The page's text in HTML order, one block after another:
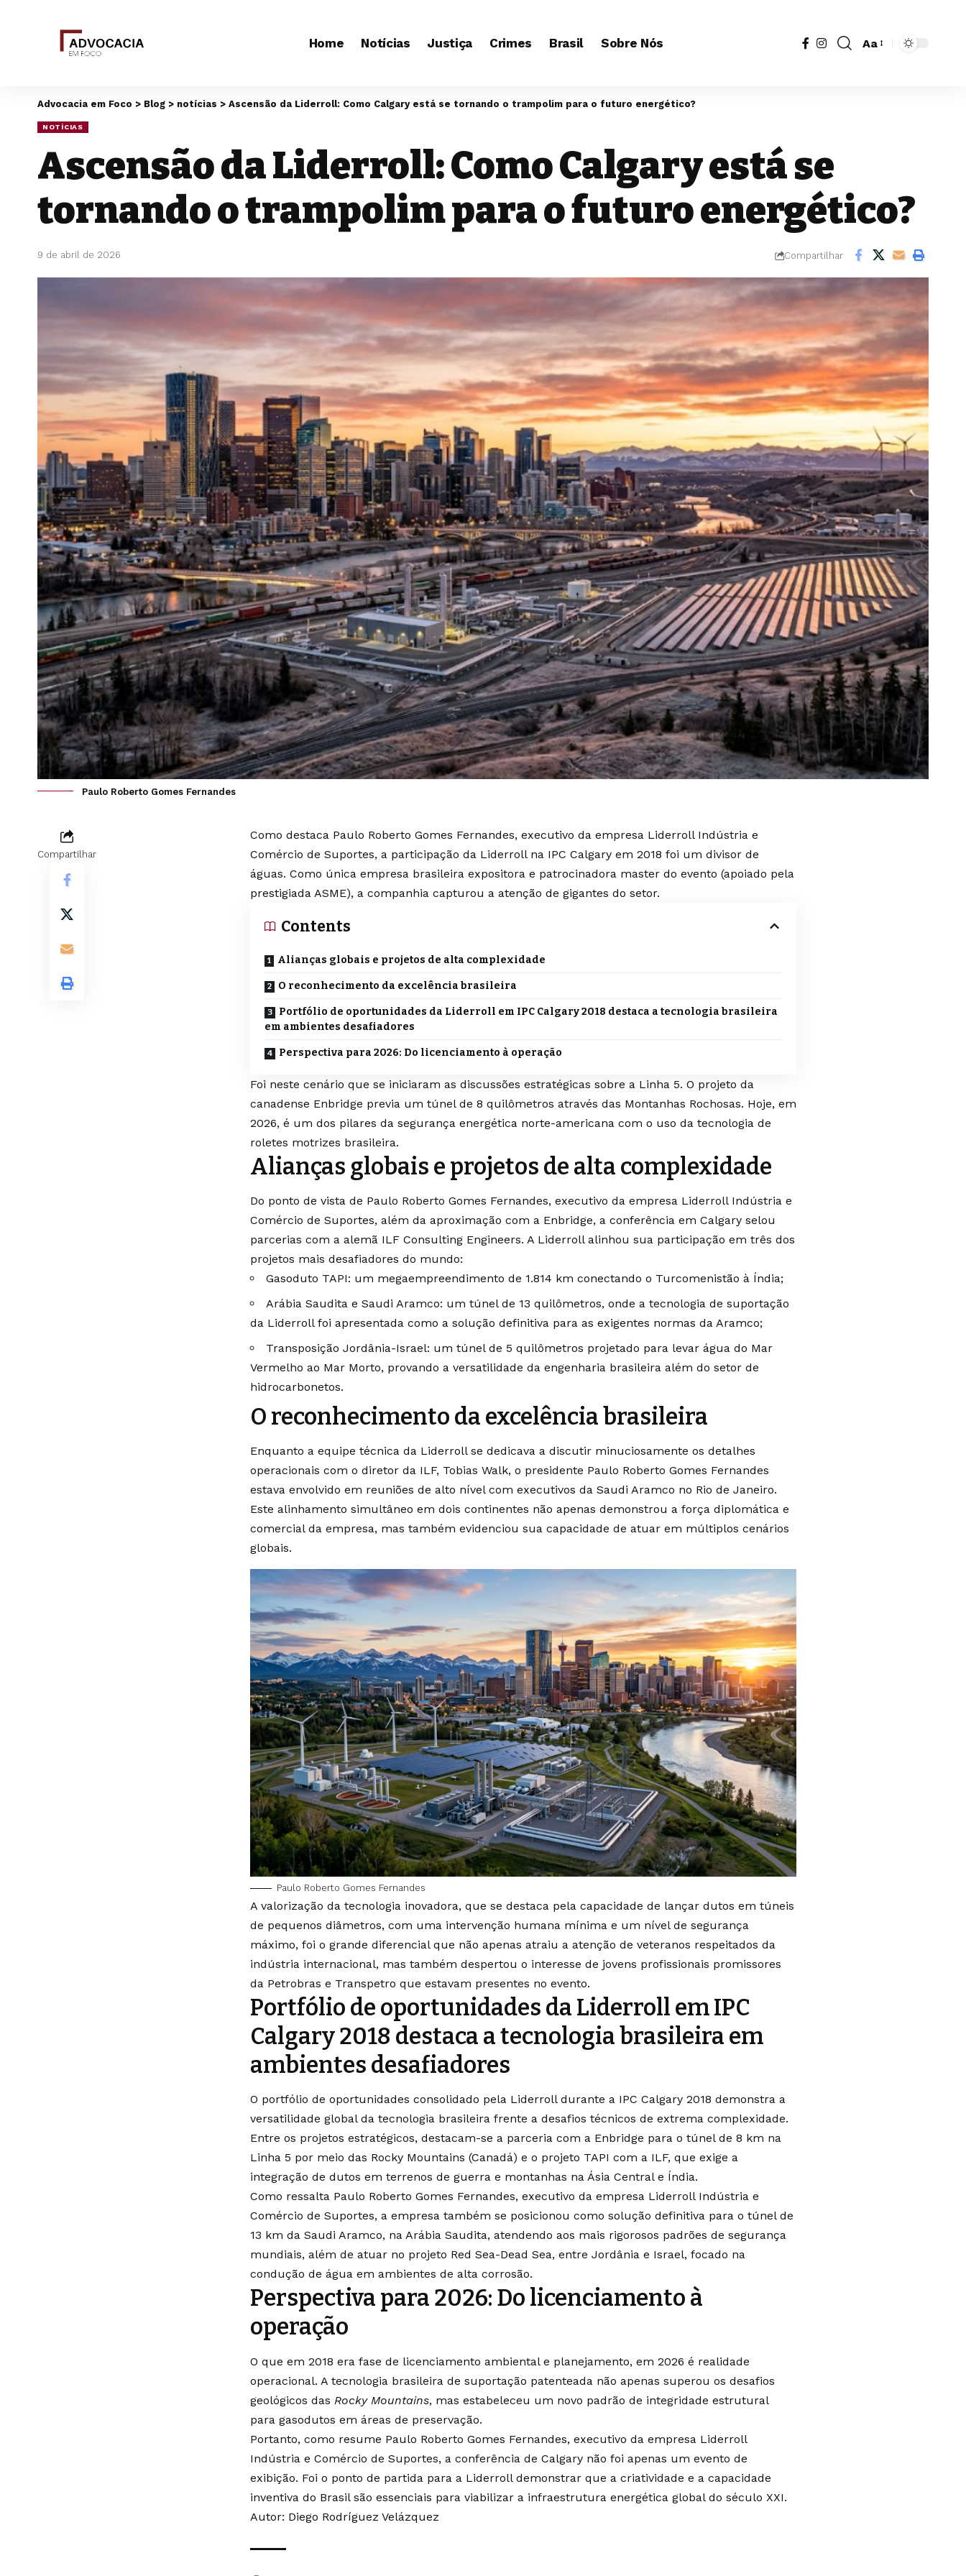
Home Notícias Justiça Crimes Brasil Sobre Nós
Redimensionador
Aa
Advocacia em Foco > Blog > notícias > Ascensão da Liderroll: Como Calgary está se tornando o trampolim para o futuro energético?
NOTÍCIAS
Ascensão da Liderroll: Como Calgary está se
tornando o trampolim para o futuro energético?
9 de abril de 2026 Compartilhar
Paulo Roberto Gomes Fernandes
Compartilhar
Como destaca Paulo Roberto Gomes Fernandes, executivo da empresa Liderroll Indústria e
Comércio de Suportes, a participação da Liderroll na IPC Calgary em 2018 foi um divisor de
águas. Como única empresa brasileira expositora e patrocinadora master do evento (apoiado pela
prestigiada ASME), a companhia capturou a atenção de gigantes do setor.
Contents
Alianças globais e projetos de alta complexidade
O reconhecimento da excelência brasileira
Portfólio de oportunidades da Liderroll em IPC Calgary 2018 destaca a tecnologia brasileira
em ambientes desafiadores
Perspectiva para 2026: Do licenciamento à operação
Foi neste cenário que se iniciaram as discussões estratégicas sobre a Linha 5. O projeto da
canadense Enbridge previa um túnel de 8 quilômetros através das Montanhas Rochosas. Hoje, em
2026, é um dos pilares da segurança energética norte-americana com o uso da tecnologia de
roletes motrizes brasileira.
Alianças globais e projetos de alta complexidade
Do ponto de vista de Paulo Roberto Gomes Fernandes, executivo da empresa Liderroll Indústria e
Comércio de Suportes, além da aproximação com a Enbridge, a conferência em Calgary selou
parcerias com a alemã ILF Consulting Engineers. A Liderroll alinhou sua participação em três dos
projetos mais desafiadores do mundo:
Gasoduto TAPI: um megaempreendimento de 1.814 km conectando o Turcomenistão à Índia;
Arábia Saudita e Saudi Aramco: um túnel de 13 quilômetros, onde a tecnologia de suportação
da Liderroll foi apresentada como a solução definitiva para as exigentes normas da Aramco;
Transposição Jordânia-Israel: um túnel de 5 quilômetros projetado para levar água do Mar
Vermelho ao Mar Morto, provando a versatilidade da engenharia brasileira além do setor de
hidrocarbonetos.
O reconhecimento da excelência brasileira
Enquanto a equipe técnica da Liderroll se dedicava a discutir minuciosamente os detalhes
operacionais com o diretor da ILF, Tobias Walk, o presidente Paulo Roberto Gomes Fernandes
estava envolvido em reuniões de alto nível com executivos da Saudi Aramco no Rio de Janeiro.
Este alinhamento simultâneo em dois continentes não apenas demonstrou a força diplomática e
comercial da empresa, mas também evidenciou sua capacidade de atuar em múltiplos cenários
globais.
Paulo Roberto Gomes Fernandes
A valorização da tecnologia inovadora, que se destaca pela capacidade de lançar dutos em túneis
de pequenos diâmetros, com uma intervenção humana mínima e um nível de segurança
máximo, foi o grande diferencial que não apenas atraiu a atenção de veteranos respeitados da
indústria internacional, mas também despertou o interesse de jovens profissionais promissores
da Petrobras e Transpetro que estavam presentes no evento.
Portfólio de oportunidades da Liderroll em IPC
Calgary 2018 destaca a tecnologia brasileira em
ambientes desafiadores
O portfólio de oportunidades consolidado pela Liderroll durante a IPC Calgary 2018 demonstra a
versatilidade global da tecnologia brasileira frente a desafios técnicos de extrema complexidade.
Entre os projetos estratégicos, destacam-se a parceria com a Enbridge para o túnel de 8 km na
Linha 5 por meio das Rocky Mountains (Canadá) e o projeto TAPI com a ILF, que exige a
integração de dutos em terrenos de guerra e montanhas na Ásia Central e Índia.
Como ressalta Paulo Roberto Gomes Fernandes, executivo da empresa Liderroll Indústria e
Comércio de Suportes, a empresa também se posicionou como solução definitiva para o túnel de
13 km da Saudi Aramco, na Arábia Saudita, atendendo aos mais rigorosos padrões de segurança
mundiais, além de atuar no projeto Red Sea-Dead Sea, entre Jordânia e Israel, focado na
condução de água em ambientes de alta corrosão.
Perspectiva para 2026: Do licenciamento à
operação
O que em 2018 era fase de licenciamento ambiental e planejamento, em 2026 é realidade
operacional. A tecnologia brasileira de suportação patenteada não apenas superou os desafios
geológicos das Rocky Mountains, mas estabeleceu um novo padrão de integridade estrutural
para gasodutos em áreas de preservação.
Portanto, como resume Paulo Roberto Gomes Fernandes, executivo da empresa Liderroll
Indústria e Comércio de Suportes, a conferência de Calgary não foi apenas um evento de
exibição. Foi o ponto de partida para a Liderroll demonstrar que a criatividade e a capacidade
inventiva do Brasil são essenciais para viabilizar a infraestrutura energética global do século XXI.
Autor: Diego Rodríguez Velázquez